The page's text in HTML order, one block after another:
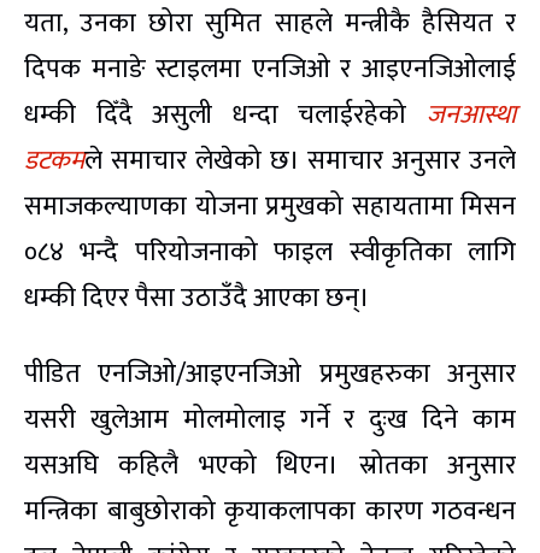
यता, उनका छोरा सुमित साहले मन्त्रीकै हैसियत र
दिपक मनाङे स्टाइलमा एनजिओ र आइएनजिओलाई
धम्की दिँदै असुली धन्दा चलाईरहेको जनआस्था
डटकमले समाचार लेखेको छ। समाचार अनुसार उनले
समाजकल्याणका योजना प्रमुखको सहायतामा मिसन
०८४ भन्दै परियोजनाको फाइल स्वीकृतिका लागि
धम्की दिएर पैसा उठाउँदै आएका छन्।
पीडित एनजिओ/आइएनजिओ प्रमुखहरुका अनुसार
यसरी खुलेआम मोलमोलाइ गर्ने र दुःख दिने काम
यसअघि कहिलै भएको थिएन। स्रोतका अनुसार
मन्त्रिका बाबुछोराको कृयाकलापका कारण गठवन्धन